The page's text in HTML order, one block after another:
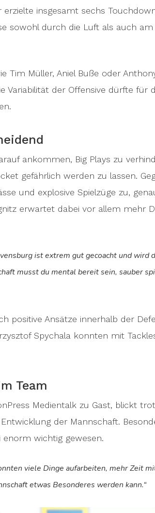
insgesamt sechs
sowohl durch die Luft als auch am
Tim Müller, Aniel Buße oder
Variabilität der Offensive dürfte für
ankommen, Big Plays zu
gefährlich werden zu lassen.
und explosive Spielzüge zu,
erwartet dabei vor allem mehr
ist extrem gut gecoacht und wird
musst du mental bereit sein, sauber
positive Ansätze innerhalb der
Spychala konnten mit
Team
Medientalk zu Gast, blickt
der Mannschaft.
enorm wichtig gewesen.
viele Dinge aufarbeiten, mehr Zeit
etwas Besonderes werden kann.“